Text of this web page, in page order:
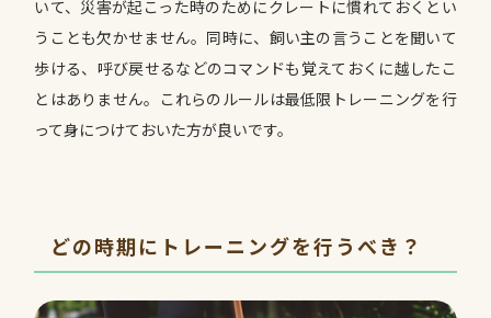
いて、災害が起こった時のためにクレートに慣れておくとい
うことも欠かせません。同時に、飼い主の言うことを聞いて
歩ける、呼び戻せるなどのコマンドも覚えておくに越したこ
とはありません。これらのルールは最低限トレーニングを行
って身につけておいた方が良いです。
どの時期にトレーニングを行うべき？